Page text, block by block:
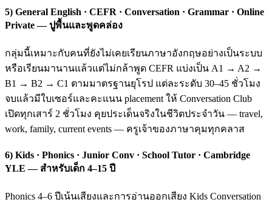
5) General English · CEFR · Conversation · Grammar · Online
Private — ปูพื้นและพูดคล่อง
กลุ่มนี้เหมาะกับคนที่ยังไม่เคยเรียนภาษาอังกฤษอย่างเป็นระบบ
หรือเรียนมานานแล้วแต่ไม่กล้าพูด CEFR แบ่งเป็น A1 → A2 →
B1 → B2 → C1 ตามมาตรฐานยุโรป แต่ละระดับ 30–45 ชั่วโมง
จบแล้วมีใบเซอร์และคะแนน placement ให้ Conversation Club
เปิดทุกเสาร์ 2 ชั่วโมง คุยประเด็นจริงในชีวิตประจำวัน — travel,
work, family, current events — ครูเจ้าของภาษาคุมทุกคลาส
6) Kids · Phonics · Junior Conv · School Tutor · Cambridge
YLE — สำหรับเด็ก 4–15 ปี
Phonics 4–6 ปีเน้นเสียงและการอ่านออกเสียง Kids Conversation